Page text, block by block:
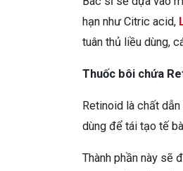
hạn như Citric acid,
tuân thủ liều dùng,
Thuốc bôi chứa
Retinoid là chất
dùng để tái tạo tế
Thành phần này sẽ